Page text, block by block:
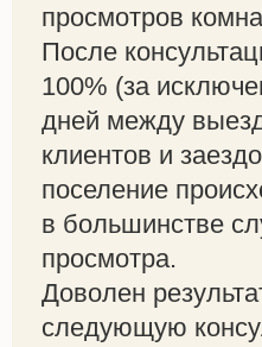
просмотров
После
100% (за
дней между
клиентов и
поселение
в большинстве
просмотра.
Доволен
следующую